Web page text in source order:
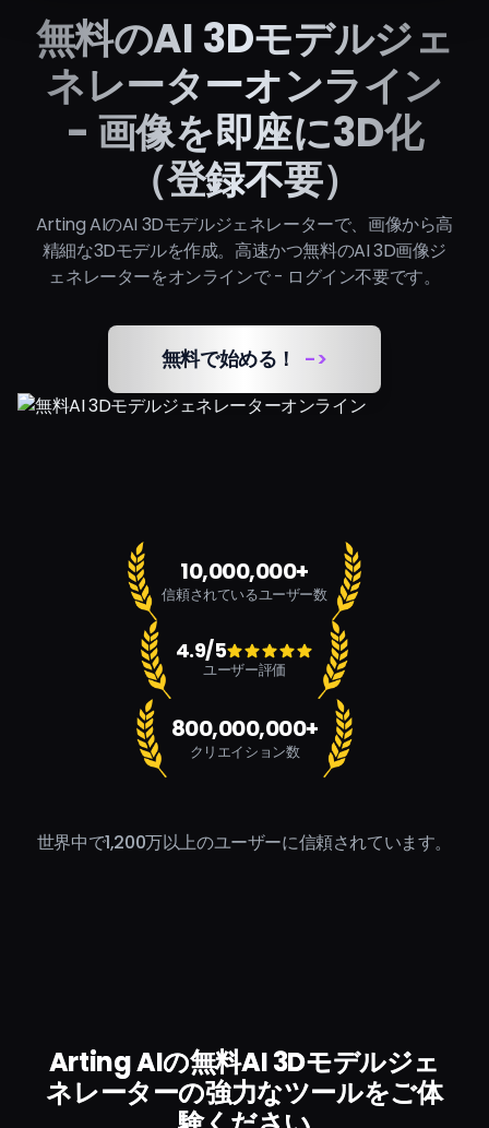
shadows, subtle
reflections, and gentle
depth of field. Add
delicate accessories
and layered clothing
that fit the character’s
gender and
personality. Maintain
high likeness to the
presenting a sweet,
appearance.
layered clothing that fit
the character’s gender and
personality. Maintain high
likeness to the subject
while presenting a sweet,
charming doll-style
appearance.
transforming them into a
pastel-colored, toy-like 3D
doll. Large glossy eyes,
smooth plastic-like skin,
rounded face, and stylized
proportions. High-detail 3D
rendering with soft studio
lighting, clean shadows,
subtle reflections, and
gentle depth of field. Add
delicate accessories and
layered clothing that fit
the character’s gender and
personality. Maintain high
likeness to the subject
appearance.
無料のAI 3Dモデルジェ
ネレーターオンライン
- 画像を即座に3D化
（登録不要）
Arting AIのAI 3Dモデルジェネレーターで、画像から高
精細な3Dモデルを作成。高速かつ無料のAI 3D画像ジ
ェネレーターをオンラインで - ログイン不要です。
無料で始める！ ->
10,000,000+
信頼されているユーザー数
4.9/5
ユーザー評価
800,000,000+
クリエイション数
世界中で1,200万以上のユーザーに信頼されています。
Arting AIの無料AI 3Dモデルジェ
ネレーターの強力なツールをご体